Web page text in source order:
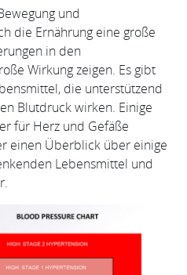
und
die Ernährung eine große
in den
Wirkung zeigen. Es gibt
die unterstützend
Blutdruck wirken. Einige
für Herz und Gefäße
einen Überblick über einige
Lebensmittel und